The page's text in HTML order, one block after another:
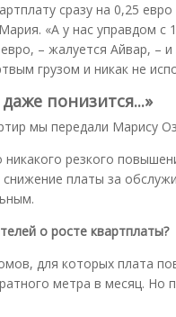
сразу на 0,25
«А у нас управдом
– жалуется Айвар, –
грузом и никак не
понизится...»
мы передали Марису
резкого
платы за
о росте квартплаты?
для которых плата
метра в месяц.